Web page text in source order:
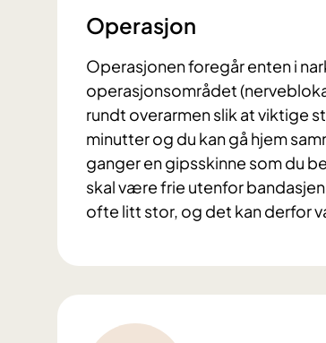
Operasjon
Operasjonen foregår enten i
operasjonsområdet
rundt overarmen slik at viktige
minutter og du kan gå hjem
ganger en gipsskinne som du
skal være frie utenfor
ofte litt stor, og det kan derfor